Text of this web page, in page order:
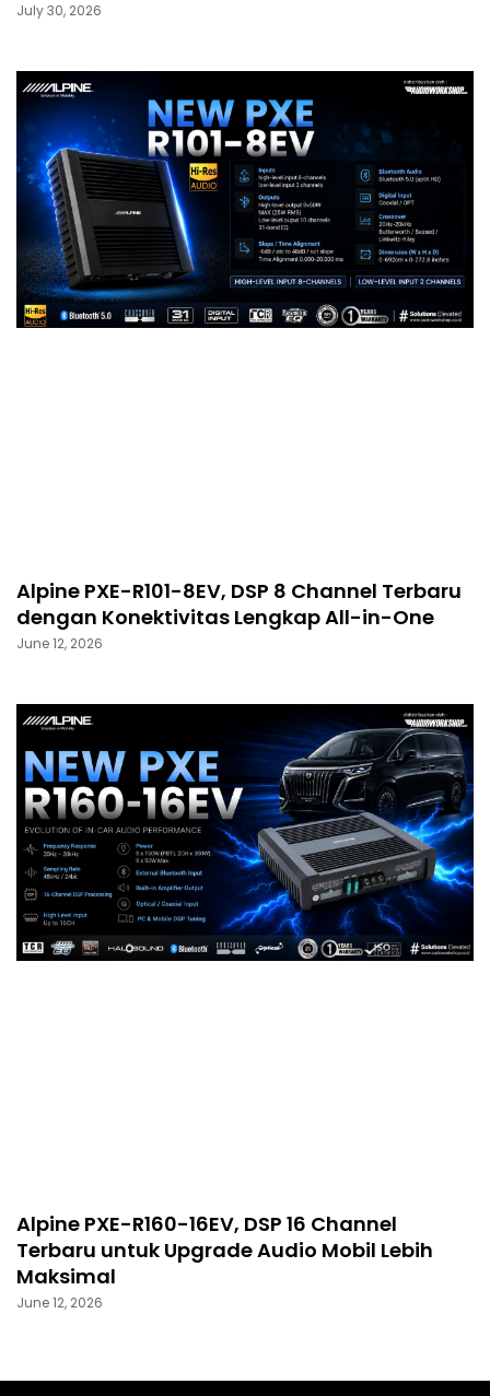
July 30, 2026
Alpine PXE-R101-8EV, DSP 8 Channel Terbaru
dengan Konektivitas Lengkap All-in-One
June 12, 2026
Alpine PXE-R160-16EV, DSP 16 Channel
Terbaru untuk Upgrade Audio Mobil Lebih
Maksimal
June 12, 2026